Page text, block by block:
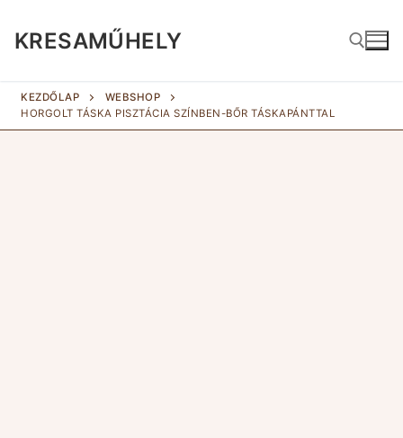
tartalomra
KRESAMŰHELY
KEZDŐLAP
WEBSHOP
HORGOLT TÁSKA PISZTÁCIA SZÍNBEN-BŐR TÁSKAPÁNTTAL